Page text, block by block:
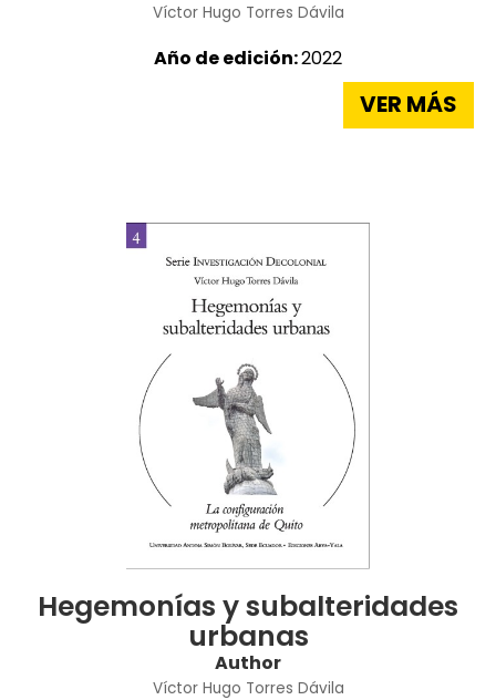
Víctor Hugo Torres Dávila
Año de edición:2022
VER MÁS
Hegemonías y subalteridades
urbanas
Author
Víctor Hugo Torres Dávila